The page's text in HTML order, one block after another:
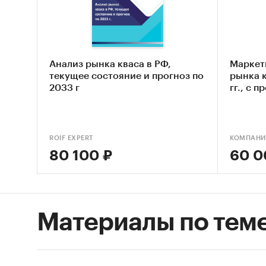
В
свою
Efes,
рынка
Анализ рынка кваса в РФ,
текущее состояние и прогноз по
2033 г
ROIF EXPERT
80 100 ₽
рынка
гг., с
60
Материалы по